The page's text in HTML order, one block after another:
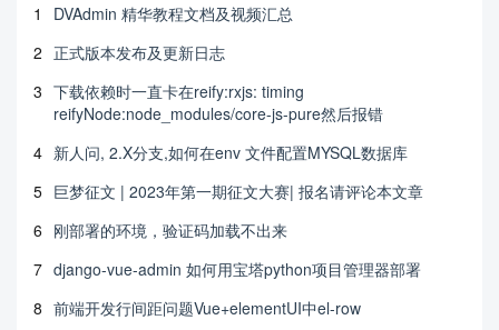
1
DVAdmin 精华教程文档及视频汇总
2 正式版本发布及更新日志
3 下载依赖时一直卡在reify:rxjs: timing
reifyNode:node_modules/core-js-pure然后报错
4 新人问, 2.X分支,如何在env 文件配置MYSQL数据库
5 巨梦征文 | 2023年第一期征文大赛| 报名请评论本文章
6 刚部署的环境，验证码加载不出来
7 django-vue-admin 如何用宝塔python项目管理器部署
8 前端开发行间距问题Vue+elementUI中el-row